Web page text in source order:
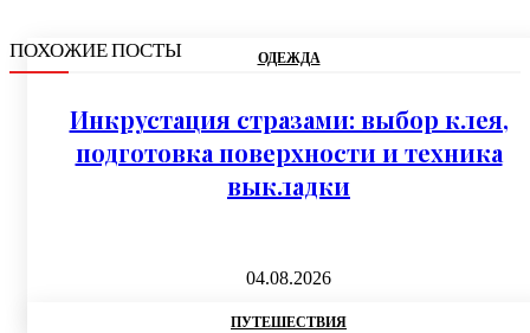
ПОХОЖИЕ ПОСТЫ ОДЕЖДА
Инкрустация стразами: выбор клея,
подготовка поверхности и техника
выкладки
04.08.2026
ПУТЕШЕСТВИЯ